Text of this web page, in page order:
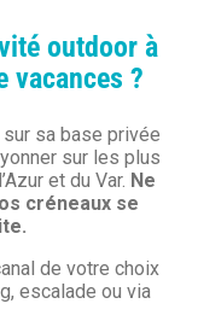
outdoor à
vacances ?
sa base privée
sur les plus
et du Var. Ne
créneaux se
de votre choix
escalade ou via